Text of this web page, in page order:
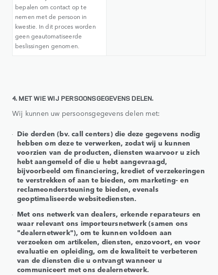
bepalen om contact op te
nemen met de persoon in
kwestie. In dit proces worden
geen geautomatiseerde
beslissingen genomen.
4. MET WIE WIJ PERSOONSGEGEVENS DELEN.
Wij kunnen uw persoonsgegevens delen met:
Die derden (bv. call centers) die deze gegevens nodig
hebben om deze te verwerken, zodat wij u kunnen
voorzien van de producten, diensten waarvoor u zich
hebt aangemeld of die u hebt aangevraagd,
bijvoorbeeld om financiering, krediet of verzekeringen
te verstrekken of aan te bieden, om marketing- en
reclameondersteuning te bieden, evenals
geoptimaliseerde websitediensten.
Met ons netwerk van dealers, erkende reparateurs en
waar relevant ons importeursnetwerk (samen ons
"dealernetwerk"), om te kunnen voldoen aan
verzoeken om artikelen, diensten, enzovoort, en voor
evaluatie en opleiding, om de kwaliteit te verbeteren
van de diensten die u ontvangt wanneer u
communiceert met ons dealernetwerk.